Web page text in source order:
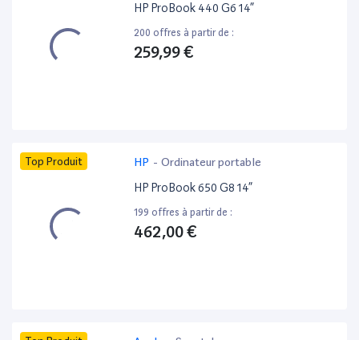
HP ProBook 440 G6 14”
200 offres à partir de :
259,99 €
Top Produit HP - Ordinateur portable
HP ProBook 650 G8 14”
199 offres à partir de :
462,00 €